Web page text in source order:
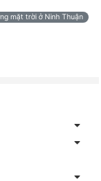
mặt trời ở Ninh Thuận